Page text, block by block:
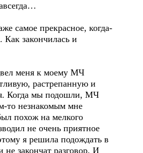
самое прекрасное, когда-
Как закончилась и
меня к моему МЧ
растрепанную и
Когда мы подошли, МЧ
то незнакомым мне
похож на мелкого
не очень приятное
я решила подождать в
не закончат разговор. И